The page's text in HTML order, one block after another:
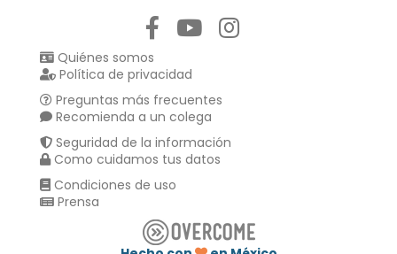
Quiénes somos
Política de privacidad
Preguntas más frecuentes
Recomienda a un colega
Seguridad de la información
Como cuidamos tus datos
Condiciones de uso
Prensa